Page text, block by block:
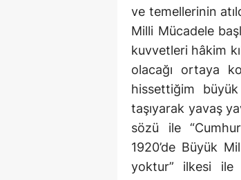
ve temellerinin
Milli Mücadele
kuvvetleri hâkim
olacağı ortaya
hissettiğim
taşıyarak yavaş
sözü ile
1920’de Büyük
yoktur” ilkesi ile